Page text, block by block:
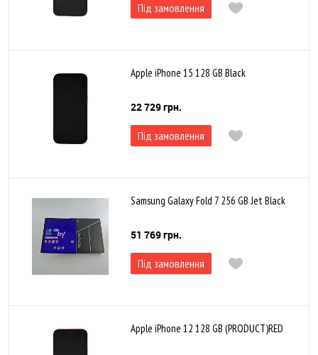
Під замовлення
Apple iPhone 15 128 GB Black
22 729 грн.
Під замовлення
Samsung Galaxy Fold 7 256 GB Jet Black
51 769 грн.
Під замовлення
Apple iPhone 12 128 GB (PRODUCT)RED